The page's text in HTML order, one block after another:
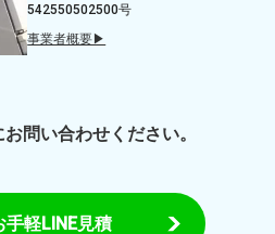
542550502500号
事業者概要▶
問い合わせください。
手軽LINE見積